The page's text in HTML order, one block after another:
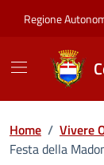
Regione
Home / Vivere
Festa della